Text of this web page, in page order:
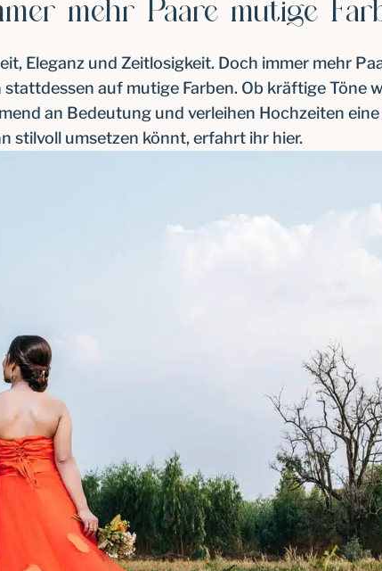
mehr Paare mutige
Eleganz und Zeitlosigkeit. Doch immer mehr
auf mutige Farben. Ob kräftige Töne
an Bedeutung und verleihen Hochzeiten
stilvoll umsetzen könnt, erfahrt ihr hier.